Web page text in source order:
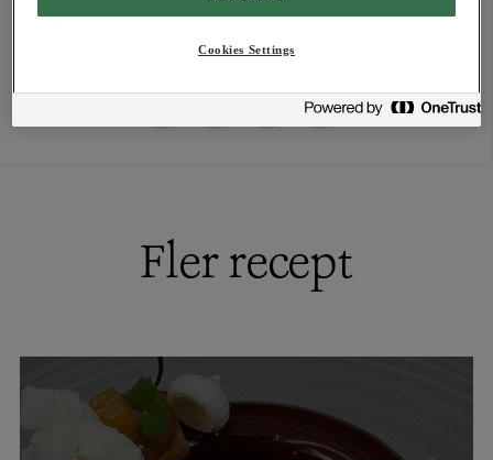
stavmixer.
Kokt, färdig produkt 1,2 liter
Fler recept
Cookies Settings